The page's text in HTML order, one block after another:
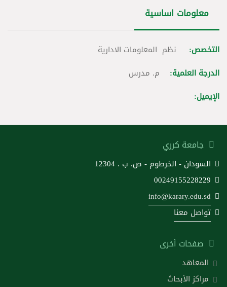
معلومات اساسية
التخصص:
نظم المعلومات الادارية
الدرجة العلمية:
م. مدرس
الإيميل:
جامعة كرري
السودان - الخرطوم - ص. ب . 12304
00249155228229
info@karary.edu.sd
تواصل معنا
صفحات أخرى
المعاهد
مراكز الأبحاث